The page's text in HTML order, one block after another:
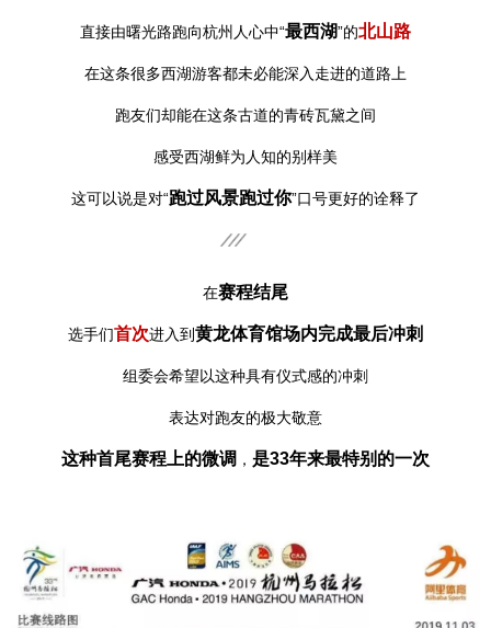
直接由曙光路跑向杭州人心中“最西湖”的北山路
在这条很多西湖游客都未必能深入走进的道路上
跑友们却能在这条古道的青砖瓦黛之间
感受西湖鲜为人知的别样美
这可以说是对“跑过风景跑过你”口号更好的诠释了
在赛程结尾
选手们首次进入到黄龙体育馆场内完成最后冲刺
组委会希望以这种具有仪式感的冲刺
表达对跑友的极大敬意
这种首尾赛程上的微调 ， 是33年来最特别的一次